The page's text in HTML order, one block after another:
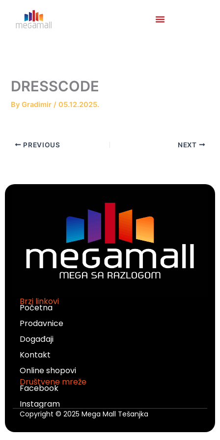
content
DRESSCODE
ByGradimir/05.12.2025.
PREVIOUS NEXT
Brzi linkovi
Početna
Prodavnice
Događaji
Kontakt
Online shopovi
Društvene mreže
Facebook
Instagram
Copyright © 2025 Mega Mall Tešanjka